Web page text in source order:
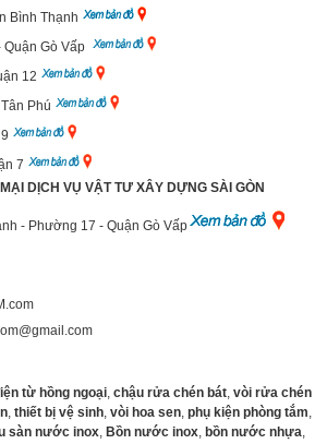
Bình Thạnh
Gò Vấp
12
Phú
7
DỊCH VỤ VẬT TƯ XÂY DỰNG SÀI GÒN
- Phường 17 - Quận Gò Vấp
từ hồng ngoại, chậu rửa chén bát, vòi rửa chén
, thiết bị vệ sinh, vòi hoa sen, phụ kiện phòng tắm
sàn nước inox, Bồn nước inox, bồn nước nhựa